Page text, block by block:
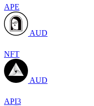
APE
AUD
NFT
AUD
API3